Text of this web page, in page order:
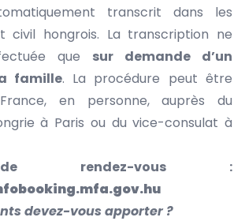
transcrit dans les
civil hongrois. La transcription ne
que sur demande d’un
famille. La procédure peut être
en personne, auprès du
à Paris ou du vice-consulat à
rendez-vous :
devez-vous apporter ?